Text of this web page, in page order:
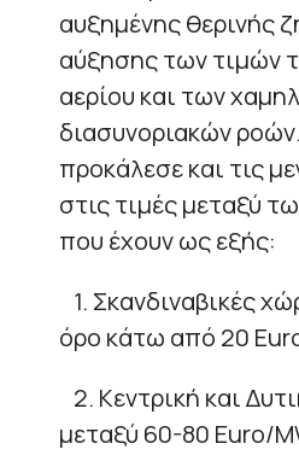
αυξημένης θερινής
αύξησης των τιμών
αερίου και των
διασυνοριακών
προκάλεσε και τις
στις τιμές μεταξύ
που έχουν ως εξής:
1. Σκανδιναβικές
όρο κάτω από 20
2. Κεντρική και
μεταξύ 60-80 Euro/